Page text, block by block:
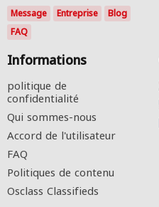
Message Entreprise
Blog
FAQ
Informations
politique de
confidentialité
Qui sommes-nous
Accord de l'utilisateur
FAQ
Politiques de contenu
Osclass Classifieds